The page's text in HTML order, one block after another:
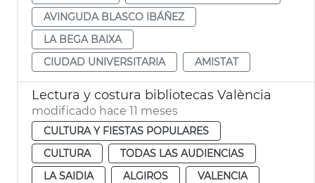
AVINGUDA BLASCO IBÁÑEZ
LA BEGA BAIXA
CIUDAD UNIVERSITARIA
AMISTAT
Lectura y costura bibliotecas València
modificado hace 11 meses
CULTURA Y FIESTAS POPULARES
CULTURA
TODAS LAS AUDIENCIAS
LA SAIDIA
ALGIROS
VALENCIA